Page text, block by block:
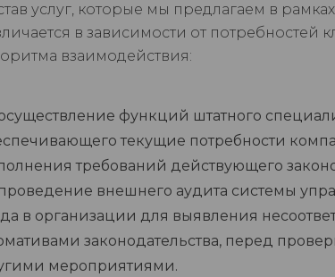
услуг, которые мы предлагаем в
в зависимости от потребностей
взаимодействия:
функций штатного
текущие потребности
требований действующего
проведение внешнего аудита системы
в организации для выявления
законодательства, перед
мероприятиями.